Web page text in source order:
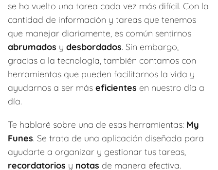
se ha vuelto una tarea cada vez más difícil. Con la
cantidad de información y tareas que tenemos
que manejar diariamente, es común sentirnos
abrumados y desbordados. Sin embargo,
gracias a la tecnología, también contamos con
herramientas que pueden facilitarnos la vida y
ayudarnos a ser más eficientes en nuestro día a
día.
Te hablaré sobre una de esas herramientas: My
Funes. Se trata de una aplicación diseñada para
ayudarte a organizar y gestionar tus tareas,
recordatorios y notas de manera efectiva.